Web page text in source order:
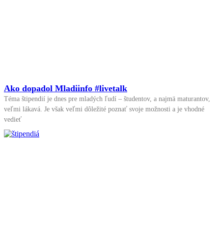
Ako dopadol Mladiinfo #livetalk
Téma štipendií je dnes pre mladých ľudí – študentov, a najmä maturantov,
veľmi lákavá. Je však veľmi dôležité poznať svoje možnosti a je vhodné
vedieť